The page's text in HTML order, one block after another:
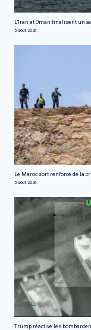
L'Iran et Oman finalisent un
5 août 2026
Le Maroc sort renforcé de la
5 août 2026
Trump réactive les